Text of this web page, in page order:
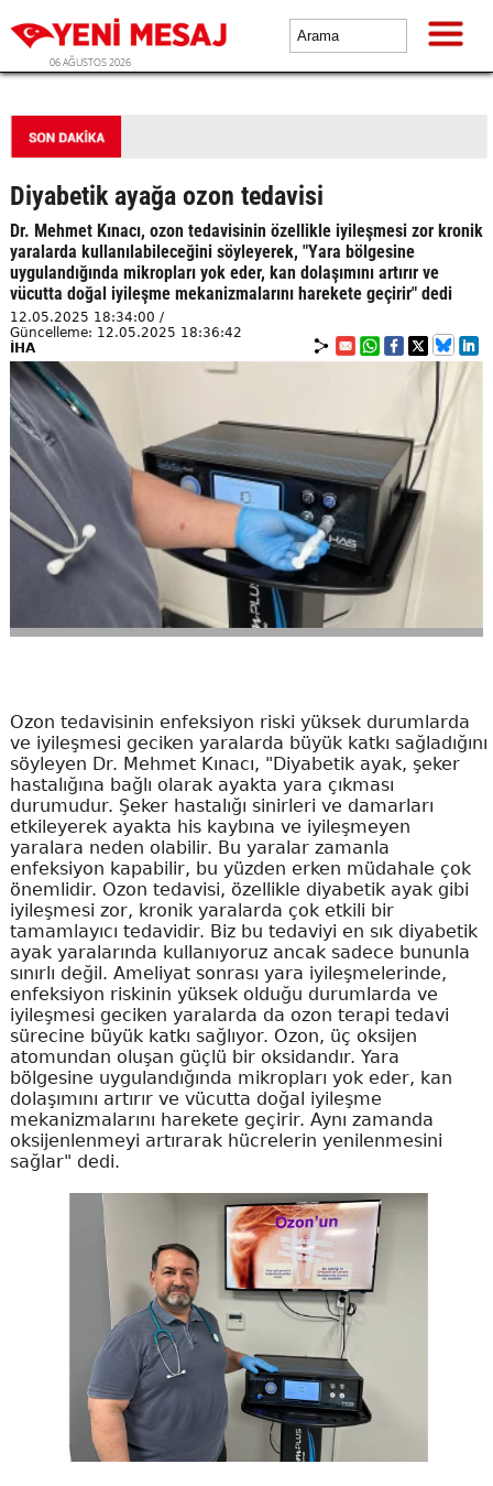
06 AĞUSTOS 2026
Diyabetik ayağa ozon tedavisi
Dr. Mehmet Kınacı, ozon tedavisinin özellikle iyileşmesi zor kronik
yaralarda kullanılabileceğini söyleyerek, "Yara bölgesine
uygulandığında mikropları yok eder, kan dolaşımını artırır ve
vücutta doğal iyileşme mekanizmalarını harekete geçirir" dedi
12.05.2025 18:34:00 /
Güncelleme: 12.05.2025 18:36:42
İHA
Ozon tedavisinin enfeksiyon riski yüksek durumlarda
ve iyileşmesi geciken yaralarda büyük katkı sağladığını
söyleyen Dr. Mehmet Kınacı, "Diyabetik ayak, şeker
hastalığına bağlı olarak ayakta yara çıkması
durumudur. Şeker hastalığı sinirleri ve damarları
etkileyerek ayakta his kaybına ve iyileşmeyen
yaralara neden olabilir. Bu yaralar zamanla
enfeksiyon kapabilir, bu yüzden erken müdahale çok
önemlidir. Ozon tedavisi, özellikle diyabetik ayak gibi
iyileşmesi zor, kronik yaralarda çok etkili bir
tamamlayıcı tedavidir. Biz bu tedaviyi en sık diyabetik
ayak yaralarında kullanıyoruz ancak sadece bununla
sınırlı değil. Ameliyat sonrası yara iyileşmelerinde,
enfeksiyon riskinin yüksek olduğu durumlarda ve
iyileşmesi geciken yaralarda da ozon terapi tedavi
sürecine büyük katkı sağlıyor. Ozon, üç oksijen
atomundan oluşan güçlü bir oksidandır. Yara
bölgesine uygulandığında mikropları yok eder, kan
dolaşımını artırır ve vücutta doğal iyileşme
mekanizmalarını harekete geçirir. Aynı zamanda
oksijenlenmeyi artırarak hücrelerin yenilenmesini
sağlar" dedi.